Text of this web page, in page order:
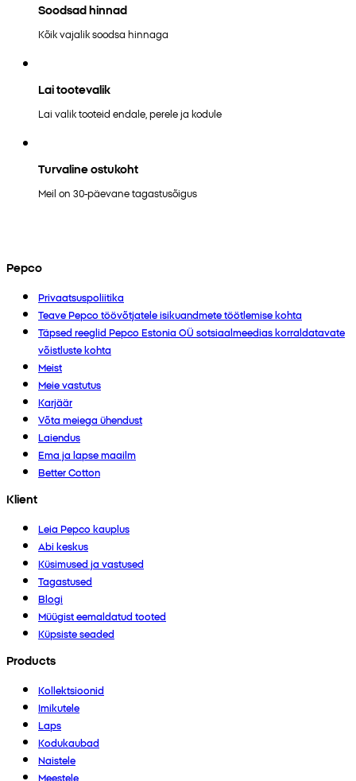
Soodsad hinnad
Kõik vajalik soodsa hinnaga
Lai tootevalik
Lai valik tooteid endale, perele ja kodule
Turvaline ostukoht
Meil on 30-päevane tagastusõigus
Pepco
Privaatsuspoliitika
Teave Pepco töövõtjatele isikuandmete töötlemise kohta
Täpsed reeglid Pepco Estonia OÜ sotsiaalmeedias korraldatavate
võistluste kohta
Meist
Meie vastutus
Karjäär
Võta meiega ühendust
Laiendus
Ema ja lapse maailm
Better Cotton
Klient
Leia Pepco kauplus
Abi keskus
Küsimused ja vastused
Tagastused
Blogi
Müügist eemaldatud tooted
Küpsiste seaded
Products
Kollektsioonid
Imikutele
Laps
Kodukaubad
Naistele
Meestele